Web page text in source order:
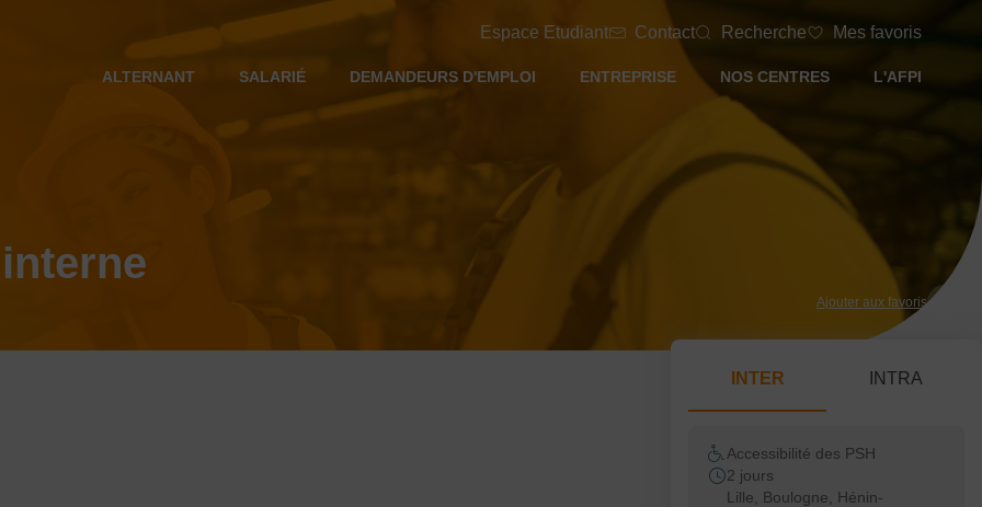
Espace Etudiant Contact Recherche Mes favoris
ALTERNANT SALARIÉ DEMANDEURS D'EMPLOI ENTREPRISE NOS CENTRES L'AFPI
Ajouter aux favoris
INTER INTRA
Accessibilité des PSH
2 jours
Lille, Boulogne, Hénin-